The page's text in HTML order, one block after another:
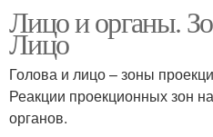
Лицо и органы.
Лицо
Голова и лицо – зоны
Реакции проекционных зон
органов.